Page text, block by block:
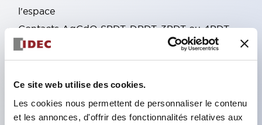
Ce site web utilise des cookies.
Les cookies nous permettent de personnaliser le contenu
et les annonces, d'offrir des fonctionnalités relatives aux
l'espace
Contacts AgCdO SPDT, DPDT, 3PDT ou 4PDT
Haute capacité de commutation (10A)
Choix de bornes enfichables ou de type PCB
Options comprenant un voyant lumineux et un
bouton de vérification
Options de montage incluant montage supérieur,